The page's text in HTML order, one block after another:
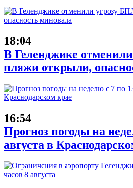
18:04
В Геленджике
пляжи открыли,
16:54
Прогноз погоды на
августа в